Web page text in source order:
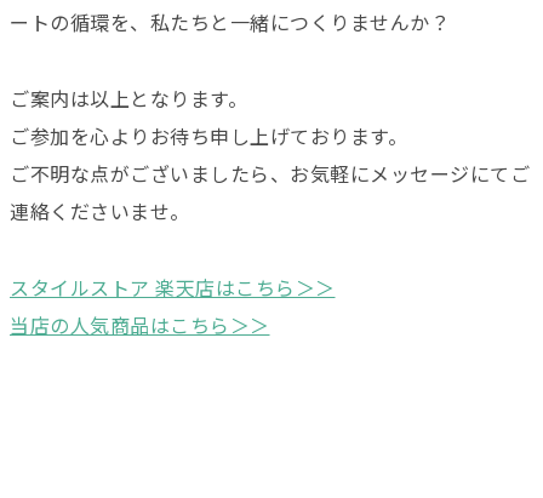
ートの循環を、私たちと一緒につくりませんか？
ご案内は以上となります。
ご参加を心よりお待ち申し上げております。
ご不明な点がございましたら、お気軽にメッセージにてご
連絡くださいませ。
スタイルストア 楽天店はこちら＞＞
当店の人気商品はこちら＞＞